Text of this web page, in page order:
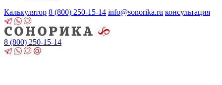
Калькулятор 8 (800) 250-15-14 info@sonorika.ru консультация
8 (800) 250-15-14